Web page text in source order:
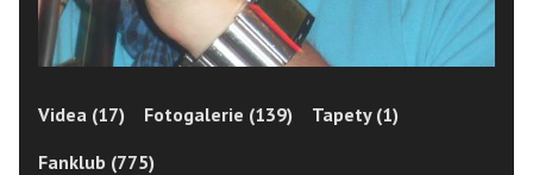
Videa (17) Fotogalerie (139)
Tapety (1)
Fanklub (775)